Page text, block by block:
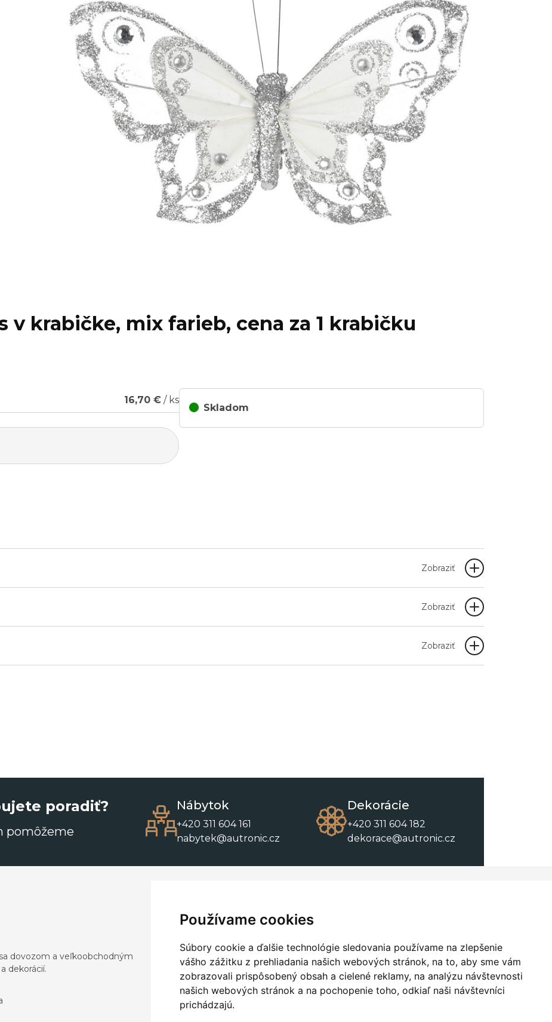
Používame cookies
Súbory cookie a ďalšie technológie sledovania používame na zlepšenie
vášho zážitku z prehliadania našich webových stránok, na to, aby sme vám
zobrazovali prispôsobený obsah a cielené reklamy, na analýzu návštevnosti
našich webových stránok a na pochopenie toho, odkiaľ naši návštevníci
prichádzajú.
v krabičke, mix farieb, cena za 1 krabičku
16,70 € / ks
Skladom
Zobraziť
Zobraziť
Zobraziť
poradiť?
pomôžeme
Nábytok
+420 311 604 161
nabytek@autronic.cz
Dekorácie
+420 311 604 182
dekorace@autronic.cz
dovozom a veľkoobchodným
dekorácií.
Kontakty